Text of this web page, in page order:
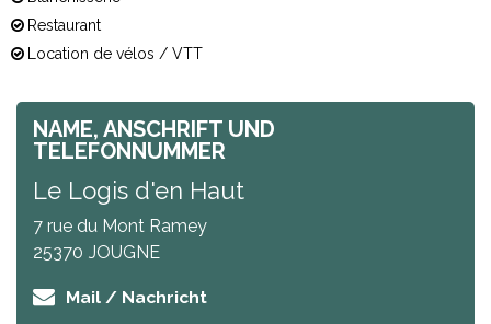
Restaurant
Location de vélos / VTT
NAME, ANSCHRIFT UND
TELEFONNUMMER
Le Logis d'en Haut
7 rue du Mont Ramey
25370 JOUGNE
Mail / Nachricht